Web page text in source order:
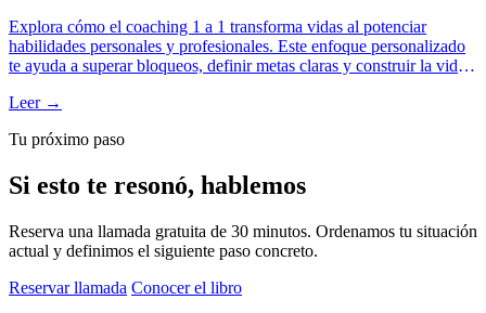
Explora cómo el coaching 1 a 1 transforma vidas al potenciar
habilidades personales y profesionales. Este enfoque personalizado
te ayuda a superar bloqueos, definir metas claras y construir la vida
Leer →
Tu próximo paso
Si esto te resonó, hablemos
Reserva una llamada gratuita de 30 minutos. Ordenamos tu situación
actual y definimos el siguiente paso concreto.
Reservar llamada Conocer el libro